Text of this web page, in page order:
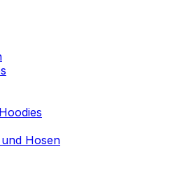
Hosen